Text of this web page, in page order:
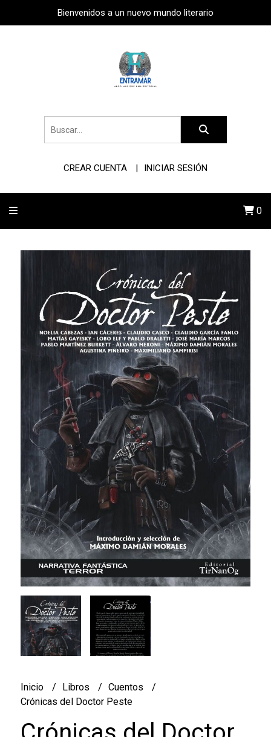
Bienvenidos a un nuevo mundo literario
CREAR CUENTA INICIAR SESIÓN
0
Inicio Libros
Cuentos
Crónicas del Doctor Peste